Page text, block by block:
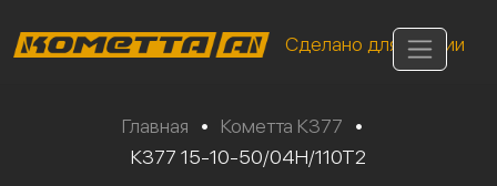
Сделано для России
Главная • Кометта К377
•
К377 15-10-50/04Н/110Т2